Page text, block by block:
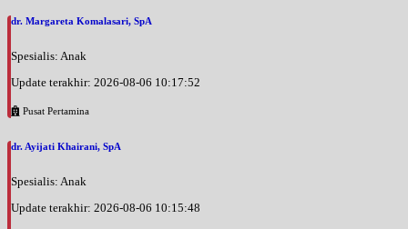
dr. Margareta Komalasari, SpA
Spesialis: Anak
Update terakhir: 2026-08-06 10:17:52
Pusat Pertamina
dr. Ayijati Khairani, SpA
Spesialis: Anak
Update terakhir: 2026-08-06 10:15:48